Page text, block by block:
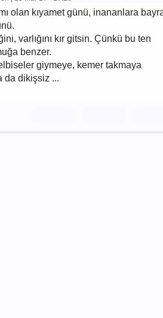
olan kıyamet günü, inananlara
varlığını kır gitsin. Çünkü bu ten
benzer.
giymeye, kemer takmaya
da dikişsiz ...